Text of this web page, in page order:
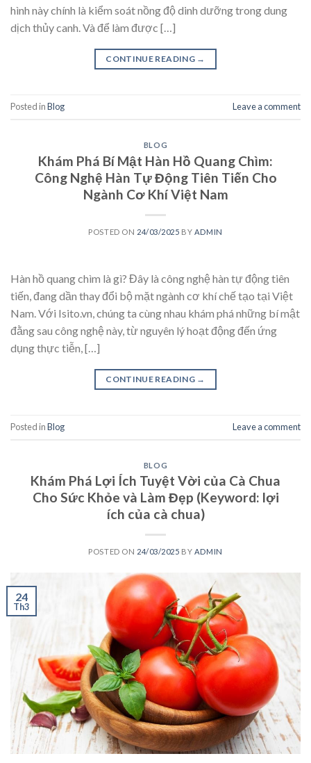
hình này chính là kiểm soát nồng độ dinh dưỡng trong dung
dịch thủy canh. Và để làm được […]
CONTINUE READING →
Posted inBlog Leave a comment
BLOG
Khám Phá Bí Mật Hàn Hồ Quang Chìm:
Công Nghệ Hàn Tự Động Tiên Tiến Cho
Ngành Cơ Khí Việt Nam
POSTED ON 24/03/2025 BY ADMIN
Hàn hồ quang chìm là gì? Đây là công nghệ hàn tự động tiên
tiến, đang dần thay đổi bộ mặt ngành cơ khí chế tạo tại Việt
Nam. Với Isito.vn, chúng ta cùng nhau khám phá những bí mật
đằng sau công nghệ này, từ nguyên lý hoạt động đến ứng
dụng thực tiễn, […]
CONTINUE READING →
Posted inBlog Leave a comment
BLOG
Khám Phá Lợi Ích Tuyệt Vời của Cà Chua
Cho Sức Khỏe và Làm Đẹp (Keyword: lợi
ích của cà chua)
POSTED ON 24/03/2025 BY ADMIN
24
Th3